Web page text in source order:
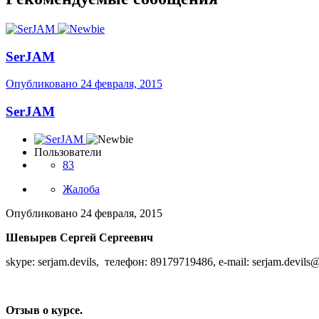
SerJAM
Опубликовано 24 февраля, 2015
SerJAM
Пользователи
83
Жалоба
Опубликовано 24 февраля, 2015
Шевырев Сергей Сергеевич
skype: serjam.devils, телефон: 89179719486, e-mail:
Отзыв о курсе.